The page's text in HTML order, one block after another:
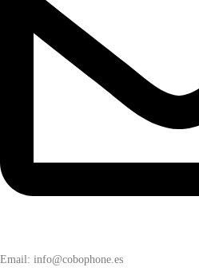
Email: info@cobophone.es